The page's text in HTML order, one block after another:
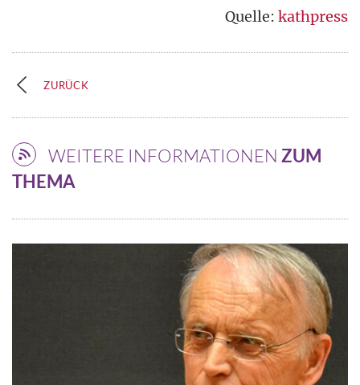
Quelle: kathpress
ZURÜCK
WEITERE INFORMATIONEN ZUM
THEMA